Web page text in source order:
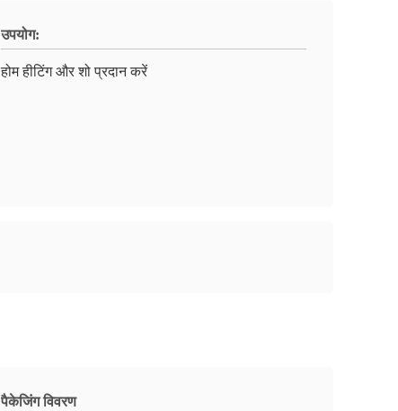
उपयोग:
होम हीटिंग और शो प्रदान करें
पैकेजिंग विवरण